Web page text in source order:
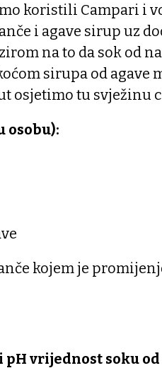
koristili Campari i
i agave sirup uz
na to da sok od
sirupa od agave
osjetimo tu svježinu
osobu):
kojem je
vrijednost soku